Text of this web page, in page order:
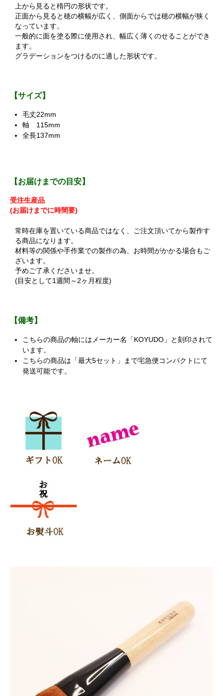
上から見ると楕円の形状です。
正面から見ると穂の横幅が広く、側面からでは穂の横幅が狭く
なっています。
一般的に面を塗る際に使用され、幅広く薄くのせることができ
ます。
グラデーションをつけるのに適した形状です。
【サイズ】
毛丈22mm
軸 115mm
全長137mm
【お届けまでの目安】
受注生産品
(お届けまでに時間要)
常時在庫を置いている商品ではなく、ご注文頂いてから製作す
る商品になります。
材料等の関係や手作業での製作の為、お時間がかかる場合もご
ざいます。
予めご了承くださいませ。
(目安として1週間～2ヶ月程度)
【備考】
こちらの商品の軸にはメーカー名「KOYUDO」と刻印されて
います。
こちらの商品は「最大5セット」まで宅急便コンパクトにて
発送可能です。